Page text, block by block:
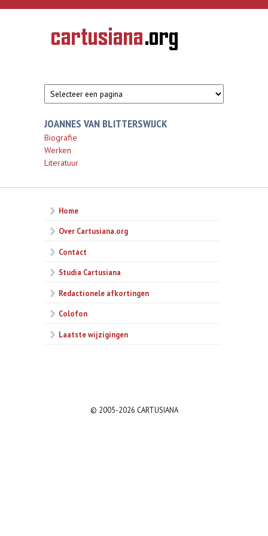
Overslaan en naar de inhoud gaan
CARTUSIANA
Geschiedenis
van de
JOANNES VAN BLITTERSWIJCK
Biografie
Werken
Literatuur
Home
Over Cartusiana.org
Contact
Studia Cartusiana
Redactionele afkortingen
Colofon
Laatste wijzigingen
© 2005-2026 CARTUSIANA